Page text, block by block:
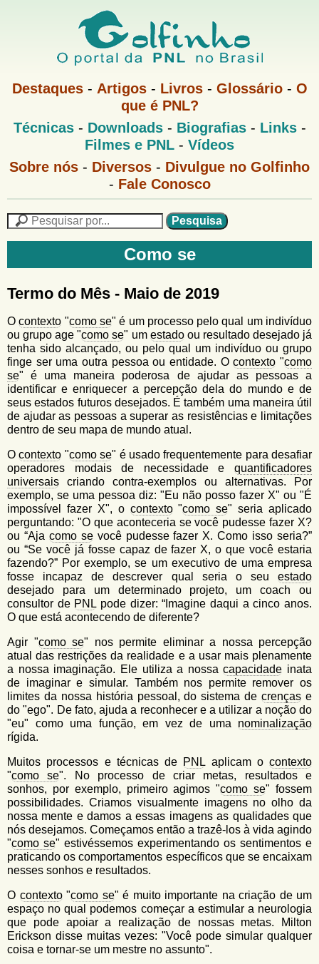
Pular
para
o
principal
G
f
i
n
h
o
M
u
Destaques- Artigos- Livros- Glossário- O
que é PNL?
M
e
P
Técnicas- Downloads- Biografias- Links-
Filmes e PNL - Vídeos
G
n
e
n
u
Sobre nós - Diversos - Divulgue no Golfinho
- Fale Conosco
F
m
u
l
á
r
i
o
d
e
b
u
s
c
a
e
i
s
a
n
o
G
o
l
f
i
n
h
o
Como se
Termo do Mês - Maio de 2019
Ocontexto "como se" é um processo pelo qual um indivíduo
ou grupo age "como se" um estadoou resultado desejado já
tenha sido alcançado, ou pelo qual um indivíduo ou grupo
finge ser uma outra pessoa ou entidade. Ocontexto "como
se" é uma maneira poderosa de ajudar as pessoas a
identificar e enriquecer a percepção dela do mundo e de
seus estados futuros desejados. É também uma maneira útil
de ajudar as pessoas a superar as resistências e limitações
dentro de seu mapa de mundo atual.
Ocontexto "como se" é usado frequentemente para desafiar
operadores modais de necessidade e quantificadores
universais criando contra-exemplos ou alternativas. Por
exemplo, se uma pessoa diz: "Eu não posso fazer X" ou "É
impossível fazer X", o contexto"como se" seria aplicado
perguntando: "O que aconteceria se você pudesse fazer X?
ou “Aja como sevocê pudesse fazer X. Como isso seria?”
ou “Se você já fosse capaz de fazer X, o que você estaria
fazendo?” Por exemplo, se um executivo de uma empresa
fosse incapaz de descrever qual seria o seu estado
desejado para um determinado projeto, um coach ou
consultor de PNL pode dizer: “Imagine daqui a cinco anos.
O que está acontecendo de diferente?
Agir "como se" nos permite eliminar a nossa percepção
atual das restrições da realidade e a usar mais plenamente
a nossa imaginação. Ele utiliza a nossacapacidade inata
de imaginar e simular. Também nos permite remover os
limites da nossa história pessoal, do sistema decrenças e
do "ego". De fato, ajuda a reconhecer e a utilizar a noção do
"eu" como uma função, em vez de uma nominalização
rígida.
Muitos processos e técnicas de PNL aplicam o contexto
"como se". No processo de criar metas, resultados e
sonhos, por exemplo, primeiro agimos "como se" fossem
possibilidades. Criamos visualmente imagens no olho da
nossa mente e damos a essas imagens as qualidades que
nós desejamos. Começamos então a trazê-los à vida agindo
"como se" estivéssemos experimentando os sentimentos e
praticando os comportamentos específicos que se encaixam
nesses sonhos e resultados.
O contexto"como se" é muito importante na criação de um
espaço no qual podemos começar a estimular a neurologia
que pode apoiar a realização de nossas metas. Milton
Erickson disse muitas vezes: "Você pode simular qualquer
coisa e tornar-se um mestre no assunto".